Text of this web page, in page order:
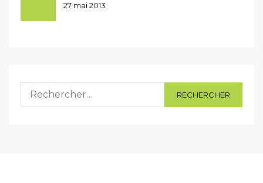
27 mai 2013
Rechercher :